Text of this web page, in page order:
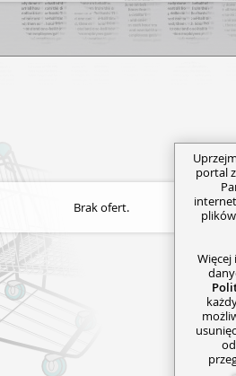
Brak ofert.
portal